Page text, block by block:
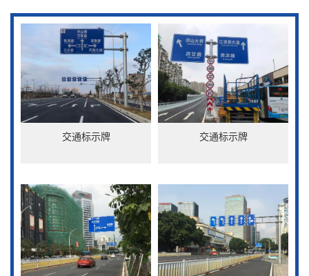
交通标示牌 交通标示牌